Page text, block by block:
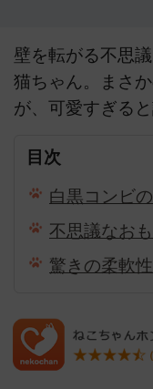
壁を転がる不思
猫ちゃん。まさ
が、可愛すぎる
目次
白黒コンビ
不思議なお
驚きの柔軟性